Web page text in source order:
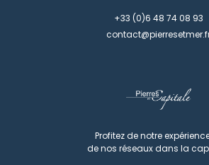
+33 (0)6 48 74 08 93
Profitez de notre
de nos réseaux dans la